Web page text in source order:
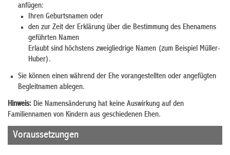
anfügen:
Ihren Geburtsnamen oder
den zur Zeit der Erklärung über die Bestimmung des Ehenamens
geführten Namen
Erlaubt sind höchstens zweigliedrige Namen (zum Beispiel Müller-
Huber).
Sie können einen während der Ehe vorangestellten oder angefügten
Begleitnamen ablegen.
Hinweis: Die Namensänderung hat keine Auswirkung auf den
Familiennamen von Kindern aus geschiedenen Ehen.
Voraussetzungen